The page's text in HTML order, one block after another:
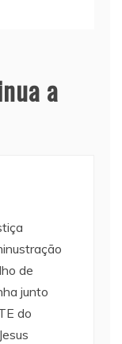
a
de
junto
do